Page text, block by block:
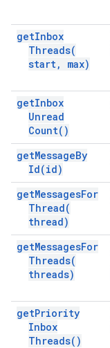
getInbox
Threads(
start, max)
getInbox
Unread
Count( )
getMessageBy
Id(id)
getMessagesFor
Thread(
thread)
getMessagesFor
Threads(
threads)
getPriority
Inbox
Threads( )